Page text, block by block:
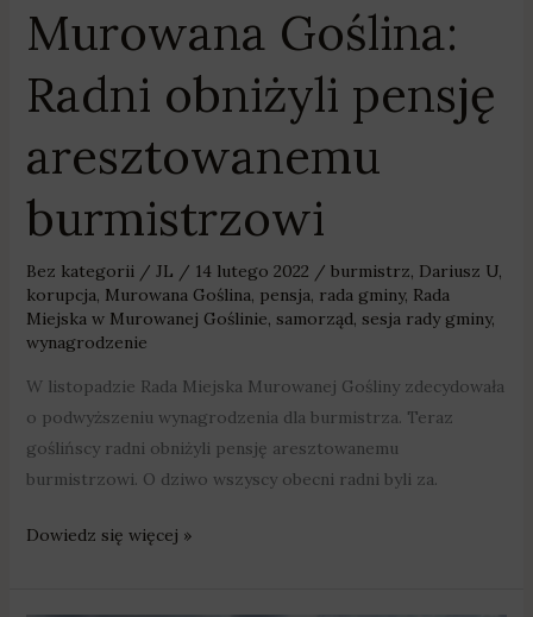
Murowana Goślina:
Radni obniżyli pensję
aresztowanemu
burmistrzowi
Bez kategorii/ JL / 14 lutego 2022 / burmistrz, Dariusz U,
korupcja, Murowana Goślina, pensja, rada gminy, Rada
Miejska w Murowanej Goślinie, samorząd, sesja rady gminy,
wynagrodzenie
W listopadzie Rada Miejska Murowanej Gośliny zdecydowała
o podwyższeniu wynagrodzenia dla burmistrza. Teraz
goślińscy radni obniżyli pensję aresztowanemu
burmistrzowi. O dziwo wszyscy obecni radni byli za.
Dowiedz się więcej »